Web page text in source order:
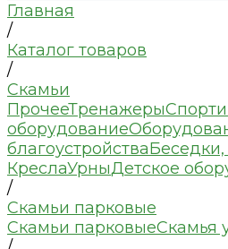
Главная
/
Каталог товаров
/
Скамьи
ПрочееТренажеры
оборудование
благоустройства
КреслаУрныДетское
/
Скамьи парковые
Скамьи парковыеСкамья